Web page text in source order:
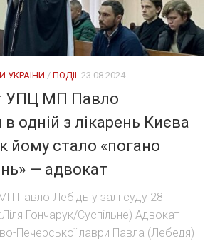
УКРАЇНИ / ПОДІЇ 23.08.2024
УПЦ МП Павло
одній з лікарень Києва
йому стало «погано
— адвокат
Павло Лебідь у залі суду 28
Гончарук/Суспільне) Адвокат
Печерської лаври Павла (Лебедя)